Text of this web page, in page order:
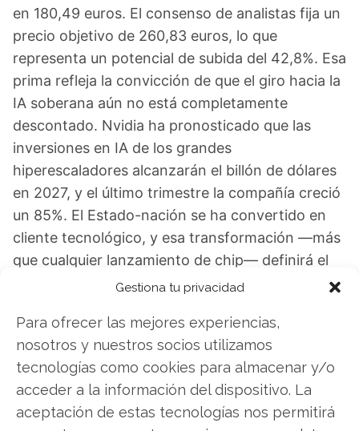
Gestiona tu privacidad
Para ofrecer las mejores experiencias,
nosotros y nuestros socios utilizamos
tecnologías como cookies para almacenar y/o
acceder a la información del dispositivo. La
aceptación de estas tecnologías nos permitirá
en 180,49 euros. El consenso de analistas fija un
precio objetivo de 260,83 euros, lo que
representa un potencial de subida del 42,8%. Esa
prima refleja la convicción de que el giro hacia la
IA soberana aún no está completamente
descontado. Nvidia ha pronosticado que las
inversiones en IA de los grandes
hiperescaladores alcanzarán el billón de dólares
en 2027, y el último trimestre la compañía creció
un 85%. El Estado-nación se ha convertido en
cliente tecnológico, y esa transformación —más
que cualquier lanzamiento de chip— definirá el
próximo capítulo de Nvidia.
Nvidia: ¿Comprar o vender? El nuevo Análisis
de Nvidia del 2 de agosto tiene la respuesta:
Los últimos resultados de Nvidia son
contundentes: Acción inmediata requerida para